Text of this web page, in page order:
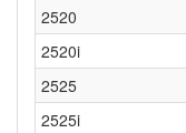
2520
2520i
2525
2525i